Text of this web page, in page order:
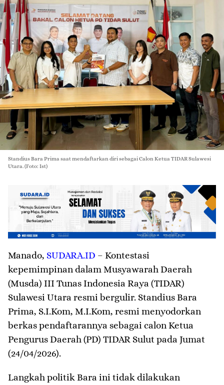
Standius Bara Prima saat mendaftarkan diri sebagai Calon Ketua TIDAR Sulawesi
Utara. (Foto: Ist)
Manado, SUDARA.ID – Kontestasi
kepemimpinan dalam Musyawarah Daerah
(Musda) III Tunas Indonesia Raya (TIDAR)
Sulawesi Utara resmi bergulir. Standius Bara
Prima, S.I.Kom, M.I.Kom, resmi menyodorkan
berkas pendaftarannya sebagai calon Ketua
Pengurus Daerah (PD) TIDAR Sulut pada Jumat
(24/04/2026).
​Langkah politik Bara ini tidak dilakukan